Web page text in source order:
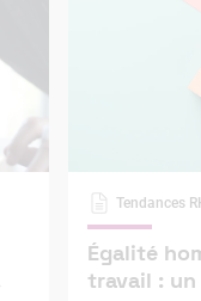
Tendances
Égalité
travail :